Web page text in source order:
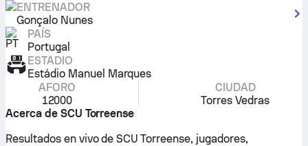
ENTRENADOR
Gonçalo Nunes
PAÍS
Portugal
ESTADIO
Estádio Manuel Marques
AFORO
12000
CIUDAD
Torres Vedras
Acerca de SCU Torreense
Resultados en vivo de SCU Torreense, jugadores,